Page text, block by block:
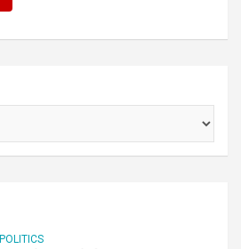
POLITICS